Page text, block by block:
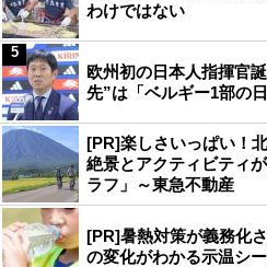
わけではない
欧州初の日本人指揮官
先”は「ベルギー1部の
5
[PR]楽しさいっぱい！
絶景とアクティビティ
ラフ」～東急不動産
[PR]暑熱対策が義務化
の変化がわかる示温シ